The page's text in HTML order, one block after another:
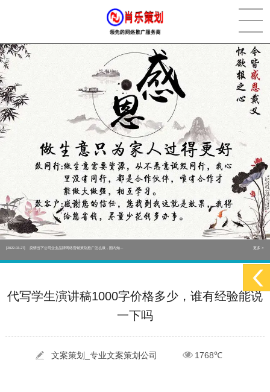
实体门店如何做网络推广吸引客户，实体店网络营销技巧... 更多 >
[2022-05-04] 污水处理设备厂家产品如何做网络推广（污水处理项目网... 更多 >
[2022-03-27] 疫情当下公司企业品牌网络营销策划推广怎么做，国内知... 更多 >
更多 >
[2022-05-04] 污水处理设备厂家产品如何做网络推广（污水处理项目网... 更多 >
疫情当下公司企业品牌网络营销策划推广怎么做，国内知...
代写学生演讲稿1000字价格多少，谁有经验能说
一下吗
文案策划_专业文案策划公司 1768℃